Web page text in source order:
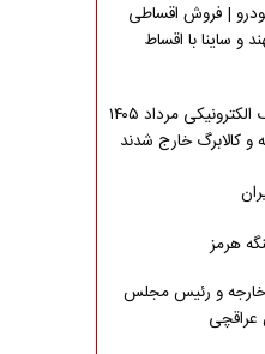
| فروش اقساطی
و ساینا با اقساط
تغییر زمان‌بندی واریز کالابرگ الکترونیکی مرداد ۱۴۰۵
و کالابرگ خارج شدند
هرمز
خارجه و رئیس مجلس